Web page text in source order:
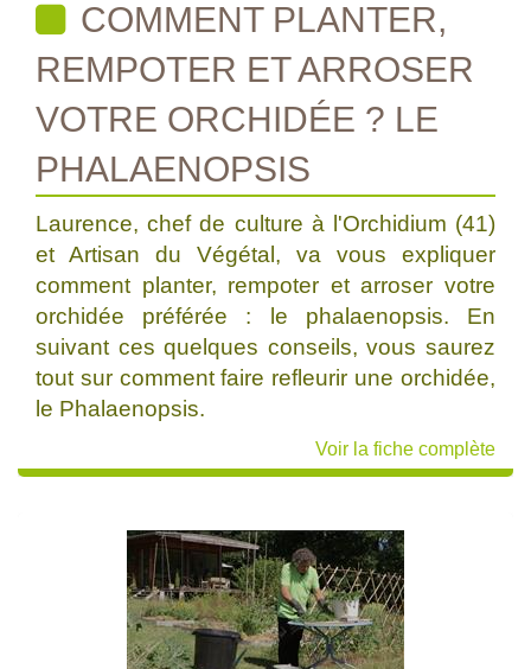
COMMENT PLANTER,
REMPOTER ET ARROSER
VOTRE ORCHIDÉE ? LE
PHALAENOPSIS
Laurence, chef de culture à l'Orchidium (41)
et Artisan du Végétal, va vous expliquer
comment planter, rempoter et arroser votre
orchidée préférée : le phalaenopsis. En
suivant ces quelques conseils, vous saurez
tout sur comment faire refleurir une orchidée,
le Phalaenopsis.
Voir la fiche complète